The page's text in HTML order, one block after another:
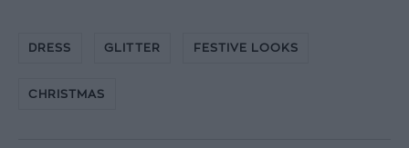
DRESS GLITTER FESTIVE LOOKS
CHRISTMAS